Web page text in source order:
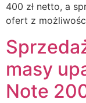
400 zł netto, a
ofert z
masy
Note